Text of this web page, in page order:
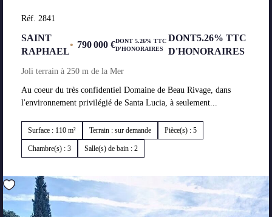
Réf. 2841
SAINT
RAPHAEL
• 790 000 €DONT 5.26% TTC
D'HONORAIRES
DONT5.26% TTC
D'HONORAIRES
Joli terrain à 250 m de la Mer
Au coeur du très confidentiel Domaine de Beau Rivage, dans
l'environnement privilégié de Santa Lucia, à seulement...
Surface : 110 m² Terrain : sur demande Pièce(s) : 5
Chambre(s) : 3 Salle(s) de bain : 2